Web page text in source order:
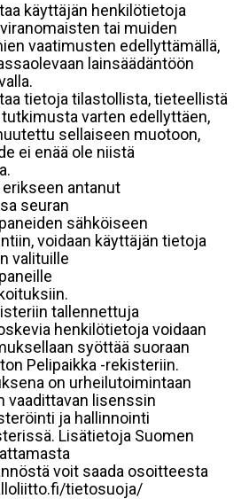
käyttäjän henkilötietoja
tai muiden
vaatimusten edellyttämällä,
lainsäädäntöön
tietoja tilastollista, tieteellistä
varten edellyttäen,
sellaiseen muotoon,
ei enää ole niistä
antanut
seuran
sähköiseen
voidaan käyttäjän tietoja
valituille
tallennettuja
henkilötietoja voidaan
syöttää suoraan
Pelipaikka -rekisteriin.
on urheilutoimintaan
vaadittavan lisenssin
ja hallinnointi
Lisätietoja Suomen
voit saada osoitteesta
tietosuoja/